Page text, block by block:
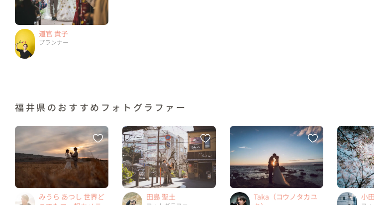
道官 貴子
プランナー
福井県のおすすめフォトグラファー
みうら あつし 世界ど
田島 聖土
Taka（コウノタカユ
小